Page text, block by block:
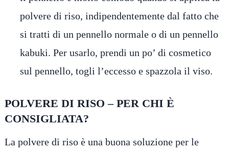
polvere di riso, indipendentemente dal fatto che
si tratti di un pennello normale o di un pennello
kabuki. Per usarlo, prendi un po’ di cosmetico
sul pennello, togli l’eccesso e spazzola il viso.
POLVERE DI RISO – PER CHI È
CONSIGLIATA?
La polvere di riso è una buona soluzione per le